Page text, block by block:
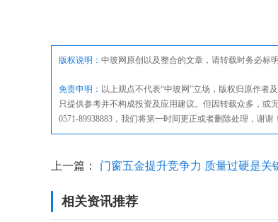
版权说明： 中玻网原创以及整合的文章，请转载时务必标
免责申明： 以上观点不代表“中玻网”立场，版权归原作者
只提供参考并不构成投资及应用建议。但因转载众多，或
0571-89938883，我们将第一时间更正或者删除处理，谢谢！
上一篇： 门窗五金提升竞争力 质量过硬是关
相关资讯推荐